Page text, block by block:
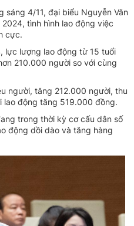
sáng 4/11, đại biểu Nguyễn Văn
tình hình lao động việc
cực.
lực lượng lao động từ 15 tuổi
210.000 người so với cùng
người, tăng 212.000 người, thu
lao động tăng 519.000 đồng.
trong thời kỳ cơ cấu dân số
động dồi dào và tăng hàng